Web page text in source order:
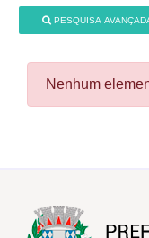
PESQUISA
Nenhum